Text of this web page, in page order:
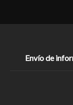
Envío de